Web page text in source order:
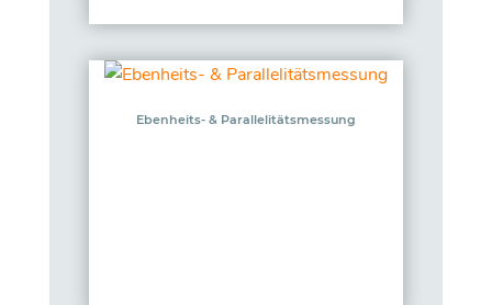
Ebenheits- & Parallelitätsmessung